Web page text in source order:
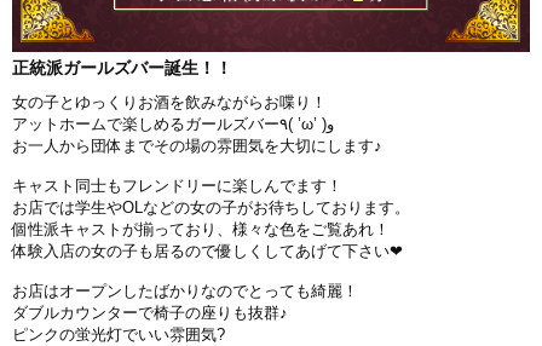
正統派ガールズバー誕生！！
女の子とゆっくりお酒を飲みながらお喋り！
アットホームで楽しめるガールズバー٩( ’ω’ )و
お一人から団体までその場の雰囲気を大切にします♪
キャスト同士もフレンドリーに楽しんでます！
お店では学生やOLなどの女の子がお待ちしております。
個性派キャストが揃っており、様々な色をご覧あれ！
体験入店の女の子も居るので優しくしてあげて下さい❤
お店はオープンしたばかりなのでとっても綺麗！
ダブルカウンターで椅子の座りも抜群♪
ピンクの蛍光灯でいい雰囲気?